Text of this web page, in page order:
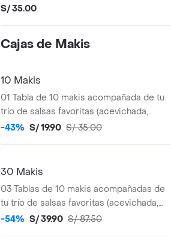
Referencial
S/ 35.00
Cajas de Makis
10 Makis
01 Tabla de 10 makis acompañada de tu
trío de salsas favoritas (acevichada,
anguila y shoyu). Foto Referencial
-43% S/ 19.90 S/ 35.00
30 Makis
03 Tablas de 10 makis acompañadas de
tu trío de salsas favoritas (acevichada,
anguila y shoyu)
-54% S/ 39.90 S/ 87.50